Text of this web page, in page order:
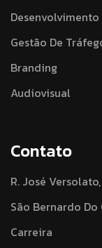
Desenvolvimento
Gestão De
Branding
Audiovisual
Contato
R. José Versolato,
São Bernardo Do
Carreira